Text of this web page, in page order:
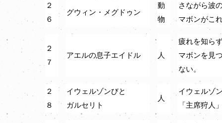
２
６
グウィン・メグドゥン
動
物
さながら波
マボンがこ
２
７
アエルの息子エイドル 人
疲れを知ら
マボンを見
ない。
２
８
イウェルゾンびと
ガルセリト
人
イウェルゾ
「主席狩人